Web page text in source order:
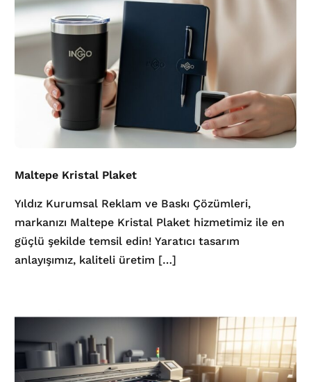
Maltepe Kristal Plaket
Yıldız Kurumsal Reklam ve Baskı Çözümleri,
markanızı Maltepe Kristal Plaket hizmetimiz ile en
güçlü şekilde temsil edin! Yaratıcı tasarım
anlayışımız, kaliteli üretim […]